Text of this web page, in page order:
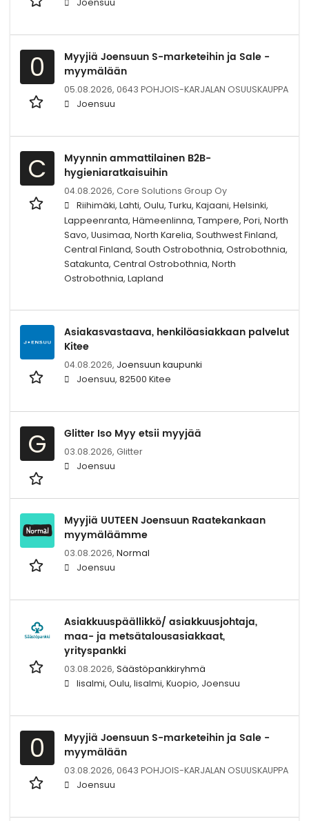
0
Myyjiä Joensuun S-marketeihin ja Sale -
myymälään
05.08.2026, 0643 POHJOIS-KARJALAN OSUUSKAUPPA
Joensuu
C
Myynnin ammattilainen B2B-
hygieniaratkaisuihin
04.08.2026, Core Solutions Group Oy
Riihimäki, Lahti, Oulu, Turku, Kajaani, Helsinki,
Lappeenranta, Hämeenlinna, Tampere, Pori, North
Savo, Uusimaa, North Karelia, Southwest Finland,
Central Finland, South Ostrobothnia, Ostrobothnia,
Satakunta, Central Ostrobothnia, North
Ostrobothnia, Lapland
Asiakasvastaava, henkilöasiakkaan palvelut
Kitee
04.08.2026, Joensuun kaupunki
Joensuu, 82500 Kitee
G Glitter Iso Myy etsii myyjää
03.08.2026, Glitter
Joensuu
Myyjiä UUTEEN Joensuun Raatekankaan
myymäläämme
03.08.2026, Normal
Joensuu
Asiakkuuspäällikkö/ asiakkuusjohtaja,
maa- ja metsätalousasiakkaat,
yrityspankki
03.08.2026, Säästöpankkiryhmä
Iisalmi, Oulu, Iisalmi, Kuopio, Joensuu
0
Myyjiä Joensuun S-marketeihin ja Sale -
myymälään
03.08.2026, 0643 POHJOIS-KARJALAN OSUUSKAUPPA
Joensuu